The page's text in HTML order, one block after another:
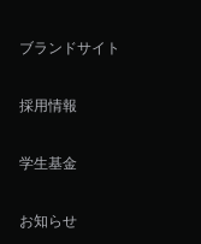
ブランドサイト
採用情報
学生基金
お知らせ